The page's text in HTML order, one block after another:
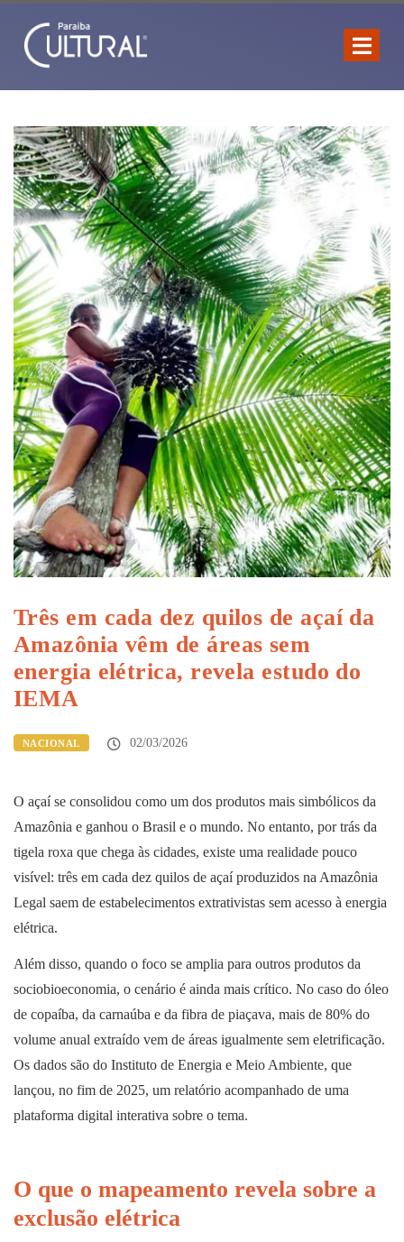
Três em cada dez quilos de açaí da
Amazônia vêm de áreas sem
energia elétrica, revela estudo do
IEMA
NACIONAL 02/03/2026
O açaí se consolidou como um dos produtos mais simbólicos da
Amazônia e ganhou o Brasil e o mundo. No entanto, por trás da
tigela roxa que chega às cidades, existe uma realidade pouco
visível: três em cada dez quilos de açaí produzidos na Amazônia
Legal saem de estabelecimentos extrativistas sem acesso à energia
elétrica.
Além disso, quando o foco se amplia para outros produtos da
sociobioeconomia, o cenário é ainda mais crítico. No caso do óleo
de copaíba, da carnaúba e da fibra de piaçava, mais de 80% do
volume anual extraído vem de áreas igualmente sem eletrificação.
Os dados são do Instituto de Energia e Meio Ambiente, que
lançou, no fim de 2025, um relatório acompanhado de uma
plataforma digital interativa sobre o tema.
O que o mapeamento revela sobre a
exclusão elétrica